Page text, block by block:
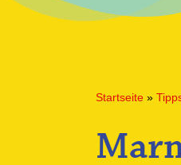
Startseite »